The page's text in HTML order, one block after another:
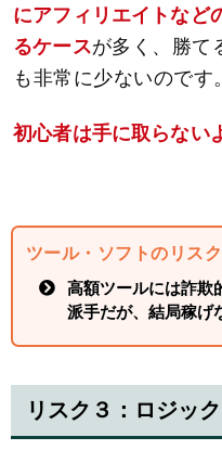
にアフィリエイトなど
るケースが多く、勝て
も非常に少ないのです。
初心者は手に取らない
ツール・ソフトのリス
高額ツールには詐欺
派手だが、結局稼げ
リスク３：ロジッ